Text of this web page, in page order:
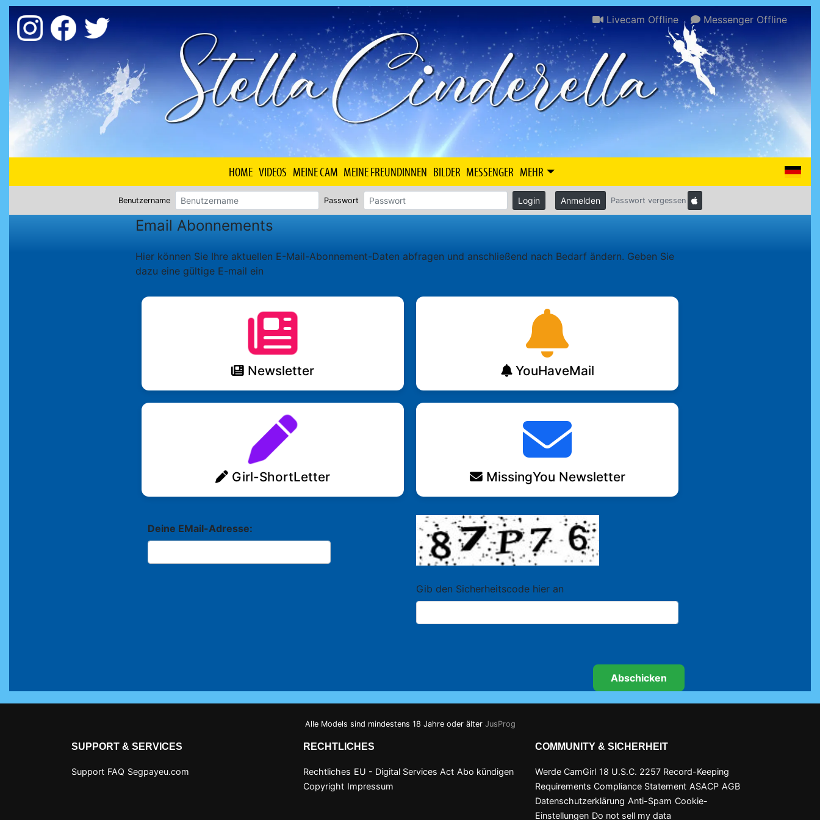
Livecam Offline Messenger Offline
HOME VIDEOS MEINE CAM MEINE FREUNDINNEN BILDER MESSENGER MEHR
Benutzername Passwort Login Anmelden Passwort vergessen
Email Abonnements
Hier können Sie Ihre aktuellen E-Mail-Abonnement-Daten abfragen und anschließend nach Bedarf ändern. Geben Sie
dazu eine gültige E-mail ein
Newsletter YouHaveMail
Girl-ShortLetter MissingYou Newsletter
Deine EMail-Adresse:
Gib den Sicherheitscode hier an
Alle Models sind mindestens 18 Jahre oder älter JusProg
SUPPORT & SERVICES
Support FAQ Segpayeu.com
RECHTLICHES
Rechtliches EU - Digital Services Act Abo kündigen
Copyright Impressum
COMMUNITY & SICHERHEIT
Werde CamGirl 18 U.S.C. 2257 Record-Keeping
Requirements Compliance Statement ASACP AGB
Datenschutzerklärung Anti-Spam Cookie-
Einstellungen Do not sell my data